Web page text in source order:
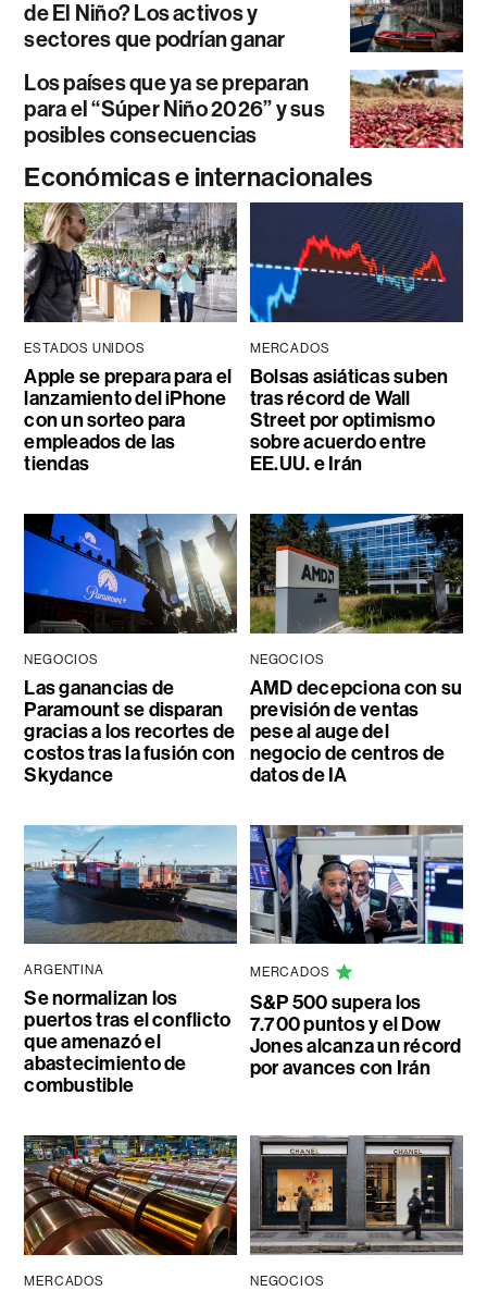
de El Niño? Los activos y
sectores que podrían ganar
Los países que ya se preparan
para el “Súper Niño 2026” y sus
posibles consecuencias
Económicas e internacionales
ESTADOS UNIDOS
Apple se prepara para el
lanzamiento del iPhone
con un sorteo para
empleados de las
tiendas
MERCADOS
Bolsas asiáticas suben
tras récord de Wall
Street por optimismo
sobre acuerdo entre
EE.UU. e Irán
NEGOCIOS
Las ganancias de
Paramount se disparan
gracias a los recortes de
costos tras la fusión con
Skydance
NEGOCIOS
AMD decepciona con su
previsión de ventas
pese al auge del
negocio de centros de
datos de IA
ARGENTINA
Se normalizan los
puertos tras el conflicto
que amenazó el
abastecimiento de
combustible
MERCADOS
S&P 500 supera los
7.700 puntos y el Dow
Jones alcanza un récord
por avances con Irán
MERCADOS NEGOCIOS